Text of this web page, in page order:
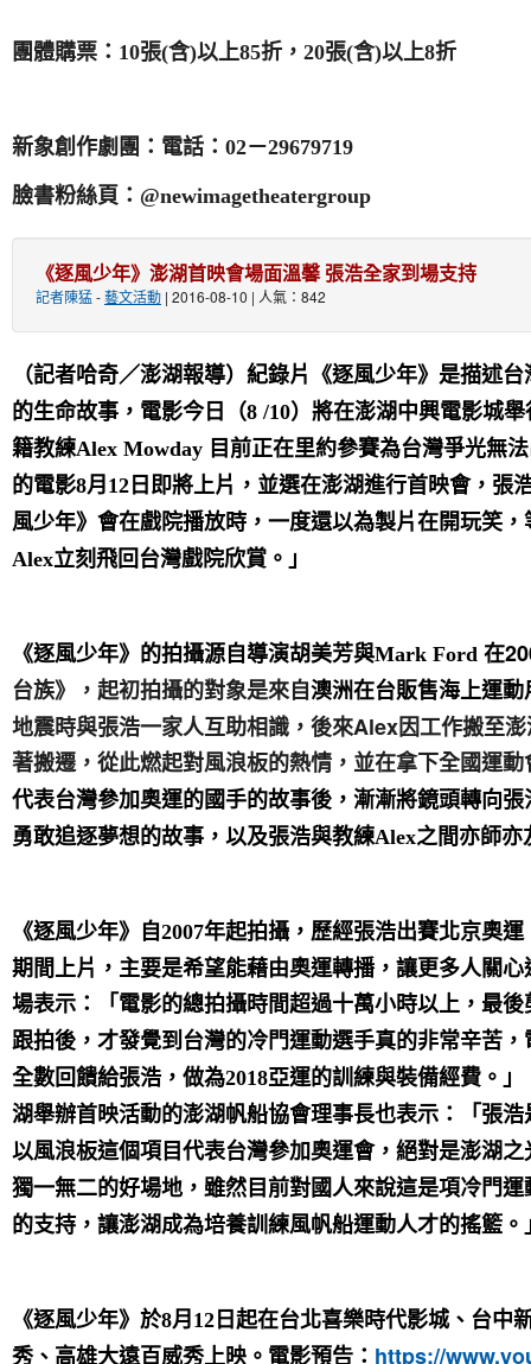
團體購票： 10張(含)以上85折， 20張(含)以上8折
新象創作劇團：電話： 02－29679719
臉書粉絲頁： @newimagetheatergroup
《逐風少年》澎湖首映會場面溫馨 張浩全家到場支持
記者陳猛-藝文活動 | 2016-08-10 | 人氣：842
（記者哈奇／澎湖報導）紀錄片《逐風少年》是描述
的生命故事，電影今日（8 /10）將在澎湖中興電影城
籍教練Alex Mowday 目前正在里約參賽為台灣爭光無
的電影8月12日即將上片，並選在澎湖進行首映會，張
風少年》會在戲院播放時，一度還以為製片在開玩笑
Alex立刻飛回台灣戲院欣賞。」
《逐風少年》的拍攝源自 導演胡美芳與Mark Ford 在
台族》，起初拍攝的對象是來自澳洲在台販售海上運動
地震時與張浩一家人互助相識，後來Alex因工作搬至
著搬遷，從此燃起對風浪板的熱情，並在拿下全國運動
代表台灣參加奧運的國手的故事後，漸漸將鏡頭轉向
勇敢追逐夢想的故事，以及張浩與教練Alex之間亦師
《逐風少年》自2007年起拍攝，歷經張浩出賽北京奧
期間上片，主要是希望能藉由奧運轉播，讓更多人關
場表示：「電影的總拍攝時間超過十萬小時以上，最後
跟拍後，才發覺到台灣的冷門運動選手真的非常辛苦
全數回饋給張浩，做為2018亞運的訓練與裝備經費。
湖舉辦首映活動的澎湖帆船協會理事長也表示：「張
以風浪板這個項目代表台灣參加奧運會，絕對是澎湖
獨一無二的好場地，雖然目前對國人來說這是項冷門
的支持，讓澎湖成為培養訓練風帆船運動人才的搖籃。
《逐風少年》 於8月12日起在台北喜樂時代影城、台中
秀、高雄大遠百威秀上映。電影預告： https://